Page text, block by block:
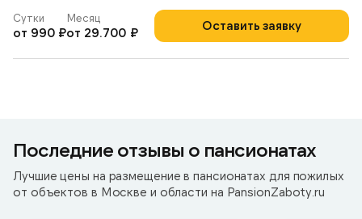
Оставить заявку
Сутки
от 990 ₽
Месяц
от 29.700 ₽
Последние отзывы о пансионатах
Лучшие цены на размещение в пансионатах для пожилых
от объектов в Москве и области на PansionZaboty.ru